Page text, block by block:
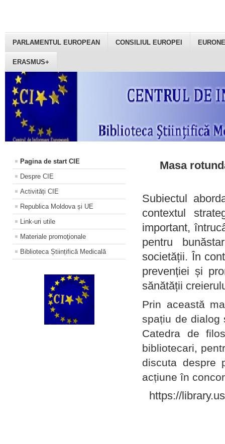
PARLAMENTUL EUROPEAN CONSILIUL EUROPEI
ERASMUS+
Pagina de start CIE
Despre CIE
Activități CIE
Republica Moldova și UE
Link-uri utile
Materiale promoţionale
Biblioteca Științifică Medicală
Masa
Subiectul
contextul
important,
pentru
societății. În
prevenției și
sănătății
Prin această
spațiu de dialog
Catedra de
bibliotecari,
discuta despre
acțiune în
https://